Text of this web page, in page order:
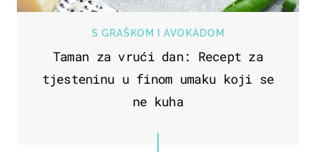
S GRAŠKOM I AVOKADOM
Taman za vrući dan: Recept za
tjesteninu u finom umaku koji se
ne kuha